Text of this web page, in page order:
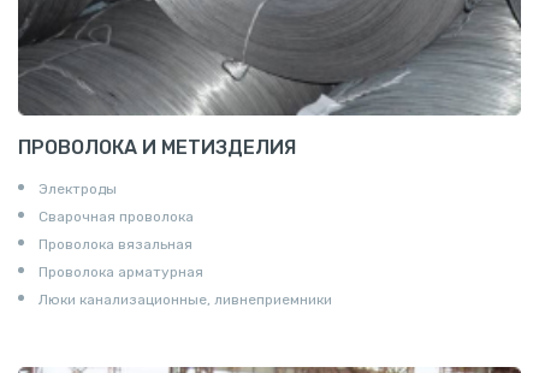
ПРОВОЛОКА И МЕТИЗДЕЛИЯ
Электроды
Сварочная проволока
Проволока вязальная
Проволока арматурная
Люки канализационные, ливнеприемники